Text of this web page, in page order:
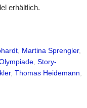
erhältlich.
, Martina Sprengler,
, Story-
, Thomas Heidemann,